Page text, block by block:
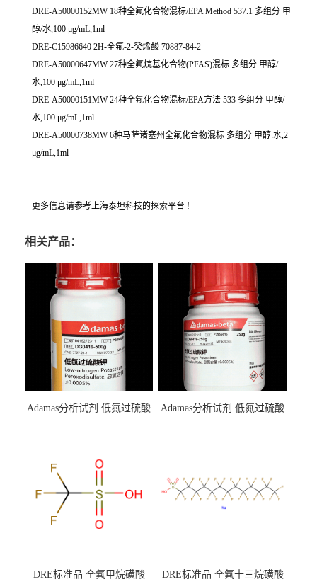
DRE-A50000152MW 18种全氟化合物混标/EPA Method 537.1 多组分 甲
醇/水,100 μg/mL,1ml
DRE-C15986640 2H-全氟-2-癸烯酸 70887-84-2
DRE-A50000647MW 27种全氟烷基化合物(PFAS)混标 多组分 甲醇/
水,100 μg/mL,1ml
DRE-A50000151MW 24种全氟化合物混标/EPA方法 533 多组分 甲醇/
水,100 μg/mL,1ml
DRE-A50000738MW 6种马萨诸塞州全氟化合物混标 多组分 甲醇:水,2
μg/mL,1ml
更多信息请参考上海泰坦科技的探索平台 !
相关产品：
Adamas分析试剂 低氮过硫酸
（泰坦现货供应）
Adamas分析试剂 低氮过硫酸
DRE标准品 全氟甲烷磺酸 DRE标准品 全氟十三烷磺酸